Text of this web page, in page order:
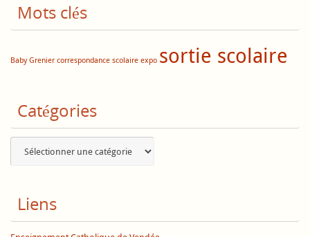
Mots clés
Baby Grenier correspondance scolaire expo sortie scolaire
Catégories
Liens